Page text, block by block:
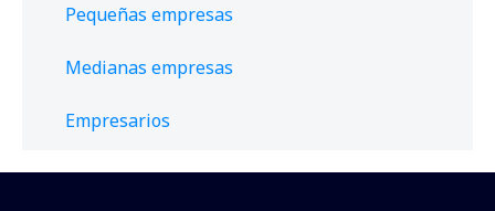
Pequeñas empresas
Medianas empresas
Empresarios